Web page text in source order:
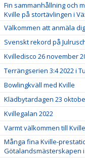
Fin sammanhållning och
Kville på stortävlingen i
Välkommen att anmäla
Svenskt rekord på
Kvilledisco 26 november
Terrängserien 3:4 2022 i
Bowlingkväll med Kville
Klädbytardagen 23
Kvillegalan 2022
Varmt välkommen till
Många fina Kville-
Götalandsmästerskapen i